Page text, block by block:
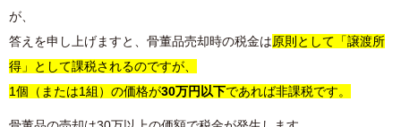
が、
答えを申し上げますと、骨董品売却時の税金は原則として「譲渡所
得」として課税されるのですが、
1個（または1組）の価格が30万円以下であれば非課税です。